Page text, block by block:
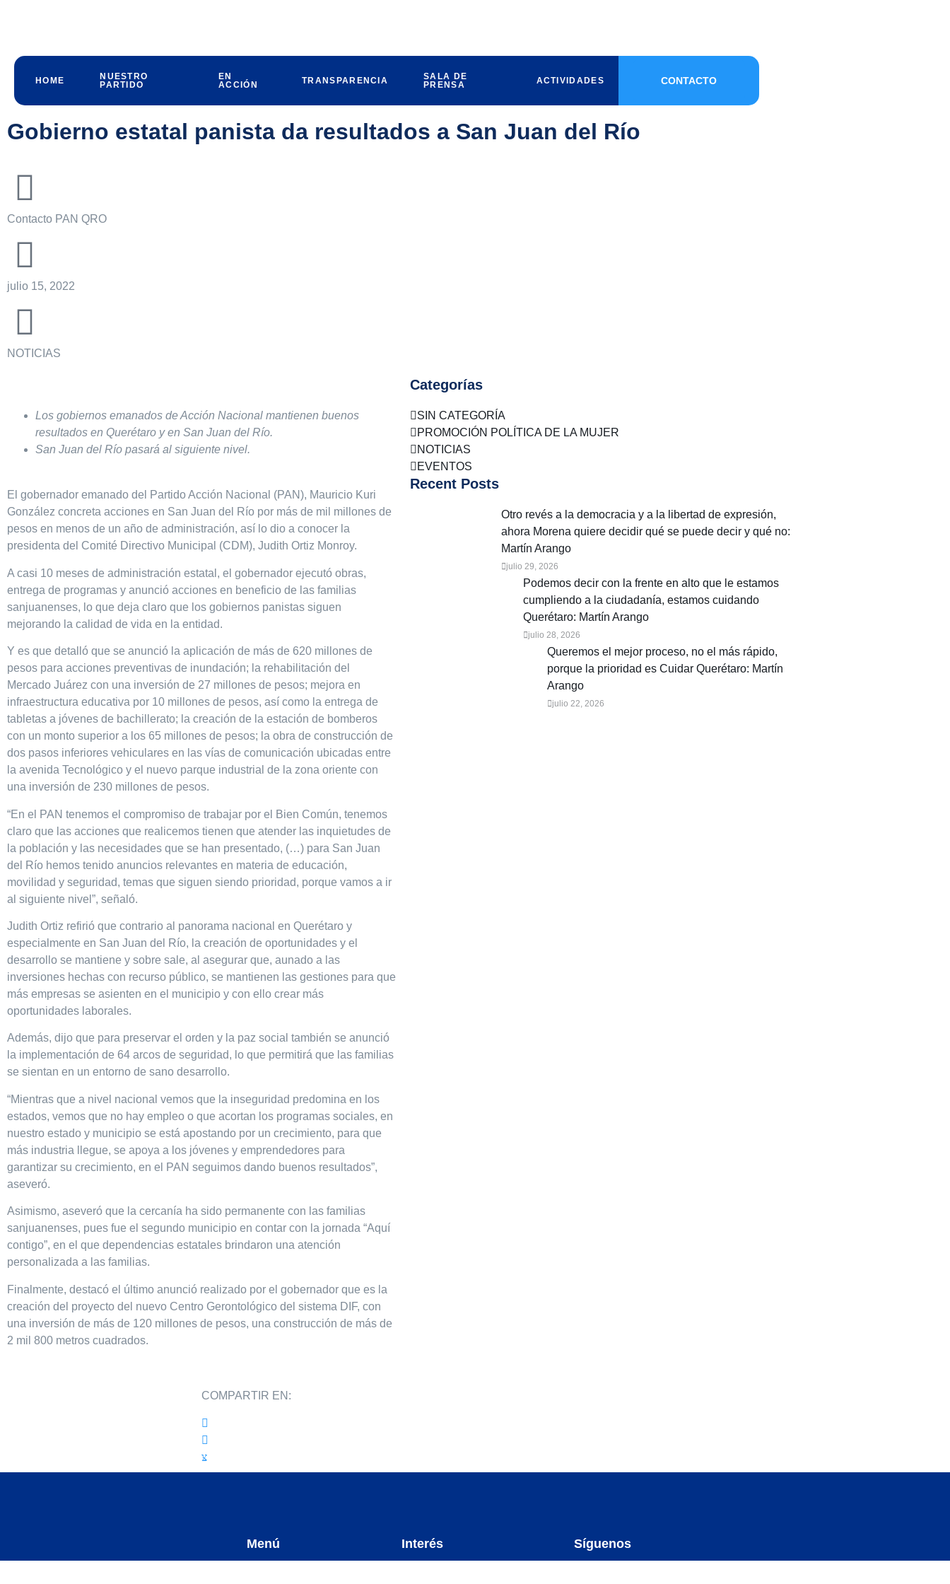
HOME
NUESTRO
PARTIDO
EN
ACCIÓN
TRANSPARENCIA
SALA DE
PRENSA
ACTIVIDADES CONTACTO
Gobierno estatal panista da resultados a San Juan del Río
Contacto PAN QRO
julio 15, 2022
NOTICIAS
Los gobiernos emanados de Acción Nacional mantienen buenos
resultados en Querétaro y en San Juan del Río.
San Juan del Río pasará al siguiente nivel.
El gobernador emanado del Partido Acción Nacional (PAN), Mauricio Kuri
González concreta acciones en San Juan del Río por más de mil millones de
pesos en menos de un año de administración, así lo dio a conocer la
presidenta del Comité Directivo Municipal (CDM), Judith Ortiz Monroy.
A casi 10 meses de administración estatal, el gobernador ejecutó obras,
entrega de programas y anunció acciones en beneficio de las familias
sanjuanenses, lo que deja claro que los gobiernos panistas siguen
mejorando la calidad de vida en la entidad.
Y es que detalló que se anunció la aplicación de más de 620 millones de
pesos para acciones preventivas de inundación; la rehabilitación del
Mercado Juárez con una inversión de 27 millones de pesos; mejora en
infraestructura educativa por 10 millones de pesos, así como la entrega de
tabletas a jóvenes de bachillerato; la creación de la estación de bomberos
con un monto superior a los 65 millones de pesos; la obra de construcción de
dos pasos inferiores vehiculares en las vías de comunicación ubicadas entre
la avenida Tecnológico y el nuevo parque industrial de la zona oriente con
una inversión de 230 millones de pesos.
“En el PAN tenemos el compromiso de trabajar por el Bien Común, tenemos
claro que las acciones que realicemos tienen que atender las inquietudes de
la población y las necesidades que se han presentado, (…) para San Juan
del Río hemos tenido anuncios relevantes en materia de educación,
movilidad y seguridad, temas que siguen siendo prioridad, porque vamos a ir
al siguiente nivel”, señaló.
Judith Ortiz refirió que contrario al panorama nacional en Querétaro y
especialmente en San Juan del Río, la creación de oportunidades y el
desarrollo se mantiene y sobre sale, al asegurar que, aunado a las
inversiones hechas con recurso público, se mantienen las gestiones para que
más empresas se asienten en el municipio y con ello crear más
oportunidades laborales.
Además, dijo que para preservar el orden y la paz social también se anunció
la implementación de 64 arcos de seguridad, lo que permitirá que las familias
se sientan en un entorno de sano desarrollo.
“Mientras que a nivel nacional vemos que la inseguridad predomina en los
estados, vemos que no hay empleo o que acortan los programas sociales, en
nuestro estado y municipio se está apostando por un crecimiento, para que
más industria llegue, se apoya a los jóvenes y emprendedores para
garantizar su crecimiento, en el PAN seguimos dando buenos resultados”,
aseveró.
Asimismo, aseveró que la cercanía ha sido permanente con las familias
sanjuanenses, pues fue el segundo municipio en contar con la jornada “Aquí
contigo”, en el que dependencias estatales brindaron una atención
personalizada a las familias.
Finalmente, destacó el último anunció realizado por el gobernador que es la
creación del proyecto del nuevo Centro Gerontológico del sistema DIF, con
una inversión de más de 120 millones de pesos, una construcción de más de
2 mil 800 metros cuadrados.
COMPARTIR EN:
Categorías
SIN CATEGORÍA
PROMOCIÓN POLÍTICA DE LA MUJER
NOTICIAS
EVENTOS
Recent Posts
Otro revés a la democracia y a la libertad de expresión,
ahora Morena quiere decidir qué se puede decir y qué no:
Martín Arango
julio 29, 2026
Podemos decir con la frente en alto que le estamos
cumpliendo a la ciudadanía, estamos cuidando
Querétaro: Martín Arango
julio 28, 2026
Queremos el mejor proceso, no el más rápido,
porque la prioridad es Cuidar Querétaro: Martín
Arango
julio 22, 2026
Menú Interés Síguenos